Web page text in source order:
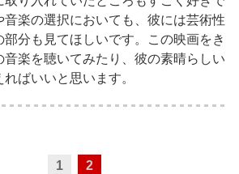
楽の選択においても、彼には芸術性
分も見てほしいです。この映画をき
音楽を聴いてみたり、彼の素晴らしい
ばいいと思います。
1 2